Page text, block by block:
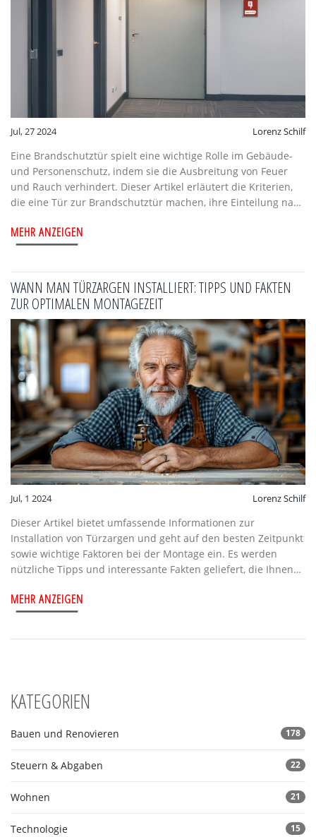
Jul, 27 2024 Lorenz Schilf
Eine Brandschutztür spielt eine wichtige Rolle im Gebäude-
und Personenschutz, indem sie die Ausbreitung von Feuer
und Rauch verhindert. Dieser Artikel erläutert die Kriterien,
die eine Tür zur Brandschutztür machen, ihre Einteilung nach
Bedeutung in privaten und gewerblichen Räumen. Zusätzlich
werden Tipps zur Wartung und Prüfung von
MEHR ANZEIGEN
WANN MAN TÜRZARGEN INSTALLIERT: TIPPS UND FAKTEN
ZUR OPTIMALEN MONTAGEZEIT
Jul, 1 2024 Lorenz Schilf
Dieser Artikel bietet umfassende Informationen zur
Installation von Türzargen und geht auf den besten Zeitpunkt
sowie wichtige Faktoren bei der Montage ein. Es werden
nützliche Tipps und interessante Fakten geliefert, die Ihnen
gliedert sich in verschiedene Abschnitte, die alle
wesentlichen Aspekte der Türzargenmontage abdecken.
MEHR ANZEIGEN
KATEGORIEN
Bauen und Renovieren 178
Steuern & Abgaben 22
Wohnen 21
Technologie 15